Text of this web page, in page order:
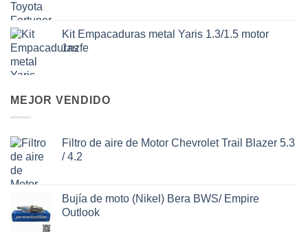
Kit Empacaduras metal Yaris 1.3/1.5 motor
1nzfe
MEJOR VENDIDO
Filtro de aire de Motor Chevrolet Trail Blazer 5.3
/ 4.2
Bujía de moto (Nikel) Bera BWS/ Empire
Outlook